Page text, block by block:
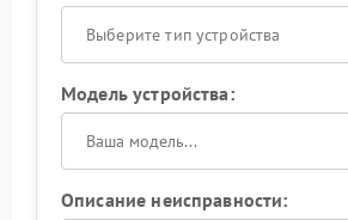
Выберите тип устройства
Модель устройства:
Описание неисправности: